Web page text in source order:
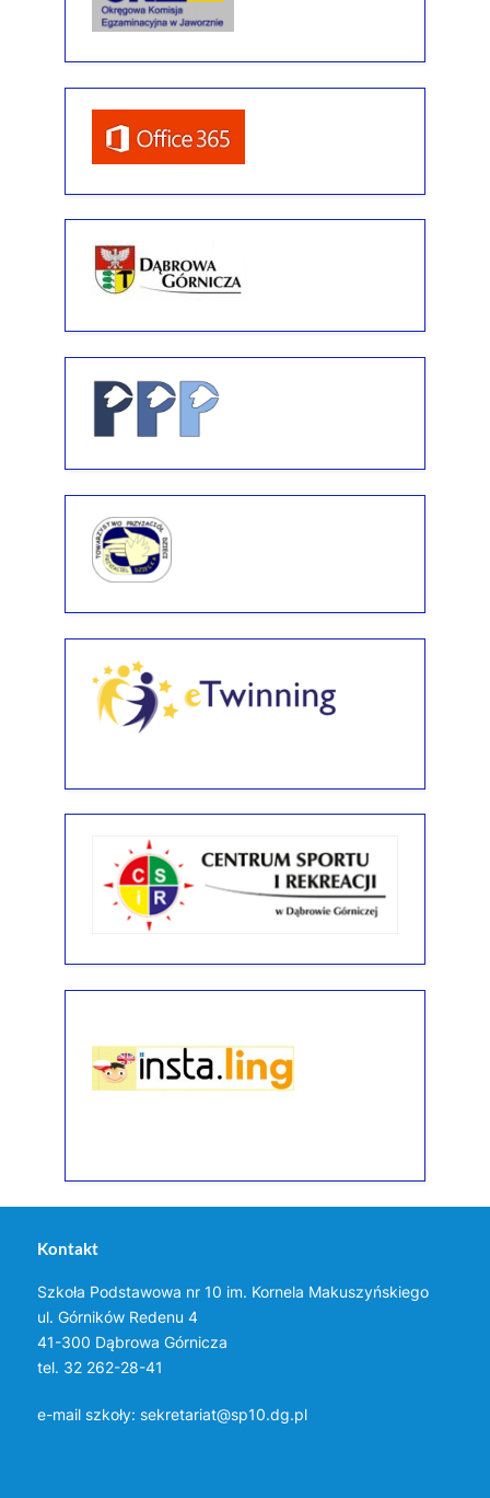
Kontakt
Szkoła Podstawowa nr 10 im. Kornela Makuszyńskiego
ul. Górników Redenu 4
41-300 Dąbrowa Górnicza
tel. 32 262-28-41
e-mail szkoły: sekretariat@sp10.dg.pl